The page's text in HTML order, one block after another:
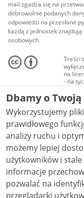
mail zgadza się na
dobrowolnie podanych
odpowiedzi na przesłane
każdą z jednostek
osobowych.
Treści
na
- na
audio i
NC-
Dbamy o
Wykorzystujemy
prawidłowego
analizy ruchu i
możemy lepiej
użytkowników i stale
informacje
pozwalać na
przeglądarki